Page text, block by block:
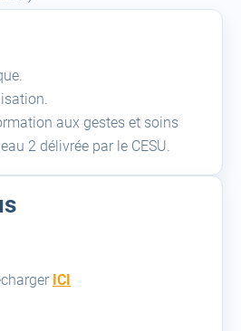
aux gestes et soins
2 délivrée par le CESU.
ICI